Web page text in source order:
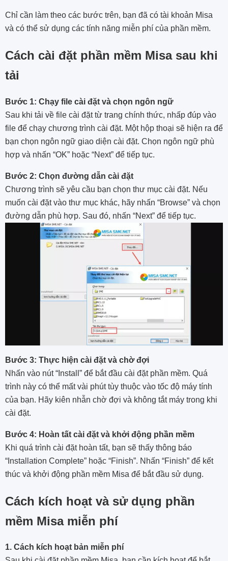
Chỉ cần làm theo các bước trên, bạn đã có tài khoản Misa
và có thể sử dụng các tính năng miễn phí của phần mềm.
Cách cài đặt phần mềm Misa sau khi
tải
Bước 1: Chạy file cài đặt và chọn ngôn ngữ
Sau khi tải về file cài đặt từ trang chính thức, nhấp đúp vào
file để chạy chương trình cài đặt. Một hộp thoại sẽ hiện ra để
bạn chọn ngôn ngữ giao diện cài đặt. Chọn ngôn ngữ phù
hợp và nhấn “OK” hoặc “Next” để tiếp tục.
Bước 2: Chọn đường dẫn cài đặt
Chương trình sẽ yêu cầu bạn chọn thư mục cài đặt. Nếu
muốn cài đặt vào thư mục khác, hãy nhấn “Browse” và chọn
đường dẫn phù hợp. Sau đó, nhấn “Next” để tiếp tục.
Bước 3: Thực hiện cài đặt và chờ đợi
Nhấn vào nút “Install” để bắt đầu cài đặt phần mềm. Quá
trình này có thể mất vài phút tùy thuộc vào tốc độ máy tính
của bạn. Hãy kiên nhẫn chờ đợi và không tắt máy trong khi
cài đặt.
Bước 4: Hoàn tất cài đặt và khởi động phần mềm
Khi quá trình cài đặt hoàn tất, bạn sẽ thấy thông báo
“Installation Complete” hoặc “Finish”. Nhấn “Finish” để kết
thúc và khởi động phần mềm Misa để bắt đầu sử dụng.
Cách kích hoạt và sử dụng phần
mềm Misa miễn phí
1. Cách kích hoạt bản miễn phí